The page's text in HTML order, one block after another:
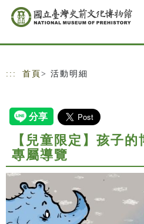
跳到主要內容
網站導覽
::: 首頁 > 活動明細
【兒童限定】孩子
專屬導覽